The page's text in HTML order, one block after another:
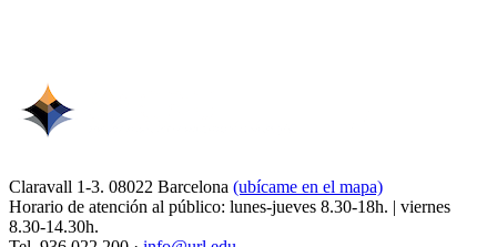
Claravall 1-3. 08022 Barcelona (ubícame en el mapa)
Horario de atención al público: lunes-jueves 8.30-18h. | viernes
8.30-14.30h.